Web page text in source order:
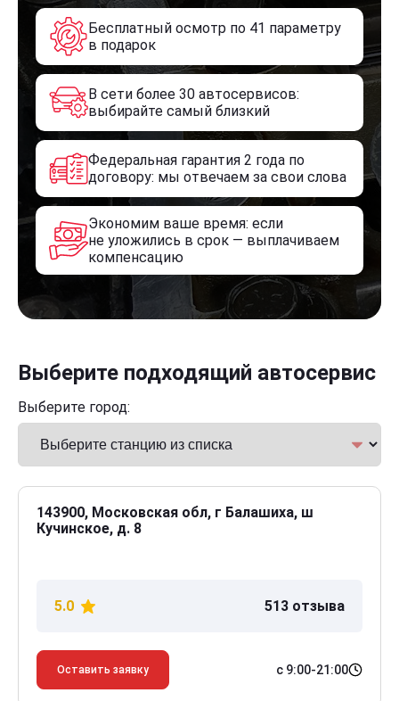
Бесплатный осмотр по 41 параметру
в подарок
В сети более 30 автосервисов:
выбирайте самый близкий
Федеральная гарантия 2 года по
договору: мы отвечаем за свои слова
Экономим ваше время: если
не уложились в срок — выплачиваем
компенсацию
Выберите подходящий автосервис
Выберите город:
143900, Московская обл, г Балашиха, ш
Кучинское, д. 8
5.0 513 отзыва
Оставить заявку с 9:00-21:00